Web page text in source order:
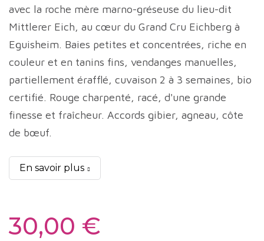
avec la roche mère marno-gréseuse du lieu-dit
Mittlerer Eich, au cœur du Grand Cru Eichberg à
Eguisheim. Baies petites et concentrées, riche en
couleur et en tanins fins, vendanges manuelles,
partiellement érafflé, cuvaison 2 à 3 semaines, bio
certifié. Rouge charpenté, racé, d'une grande
finesse et fraîcheur. Accords gibier, agneau, côte
de bœuf.
En savoir plus
30,00 €